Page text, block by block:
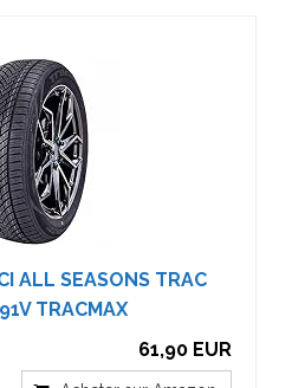
ALL SEASONS TRAC
TRACMAX
61,90 EUR